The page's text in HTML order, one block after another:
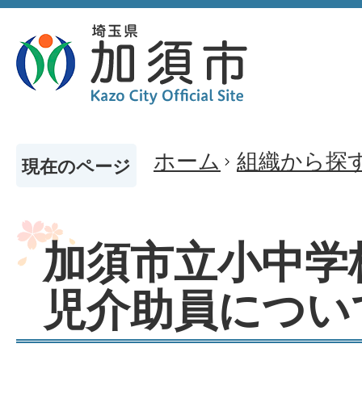
現在のページ ホーム 組織から探
加須市立小中
児介助員につ